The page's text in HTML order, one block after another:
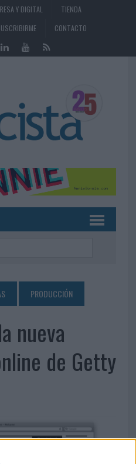
Y DIGITAL
TIENDA
CONTACTO
PRODUCCIÓN
nueva
de Getty